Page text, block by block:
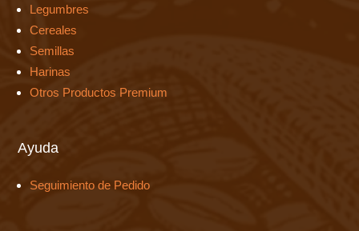
Legumbres
Cereales
Semillas
Harinas
Otros Productos Premium
Ayuda
Seguimiento de Pedido